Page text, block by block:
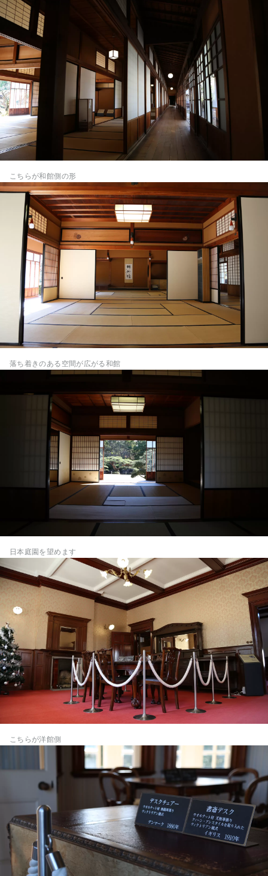
こちらが和館側の形
落ち着きのある空間が広がる和館
日本庭園を望めます
こちらが洋館側